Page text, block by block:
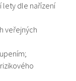
lety dle nařízení
veřejných